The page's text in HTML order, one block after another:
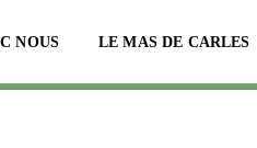
NOUS LE MAS DE CARLES